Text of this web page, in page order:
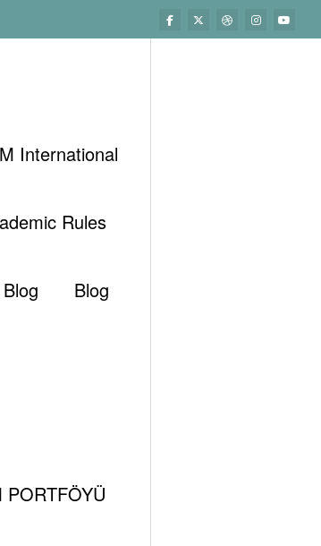
International
Rules
Blog Blog
PORTFÖYÜ
Rauf Nasuhoglu Ve Arkadaslari